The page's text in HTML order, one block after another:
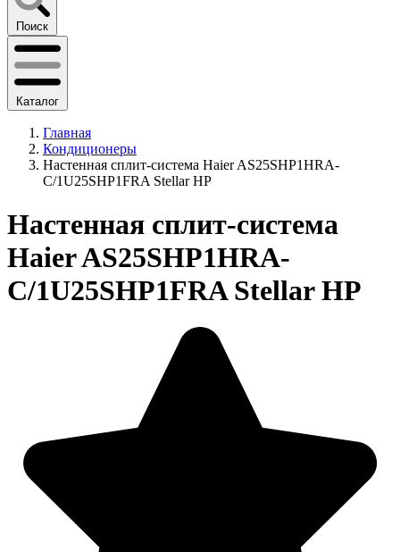
Поиск
Каталог
Главная
Кондиционеры
Настенная сплит-система Haier AS25SHP1HRA-
C/1U25SHP1FRA Stellar HP
Настенная сплит-система
Haier AS25SHP1HRA-
C/1U25SHP1FRA Stellar HP